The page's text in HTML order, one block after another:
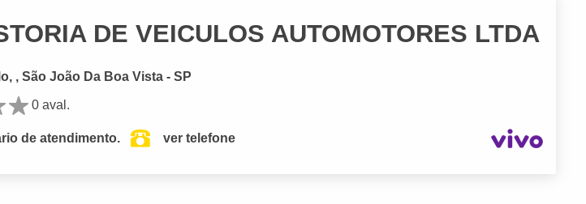
DE VEICULOS AUTOMOTORES LTDA
, São João Da Boa Vista - SP
0 aval.
de atendimento. ver telefone